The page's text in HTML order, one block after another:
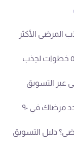
المرضى الأكثر
استراتيجية التسويق الطبي الاحترافية: ٥ خطوات لجذب
عبر التسويق
خطة تسويق عيادة متكاملة تضاعف عدد مرضاك في ٩٠
دليل التسويق